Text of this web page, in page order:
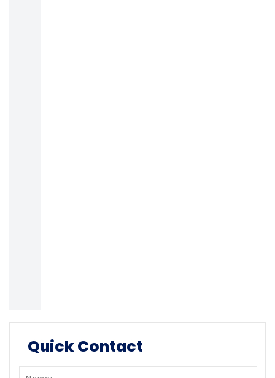
Quick Contact